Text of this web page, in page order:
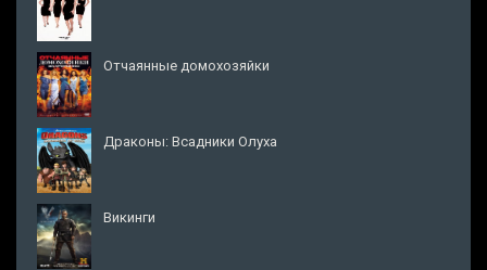
Отчаянные домохозяйки
Драконы: Всадники Олуха
Викинги